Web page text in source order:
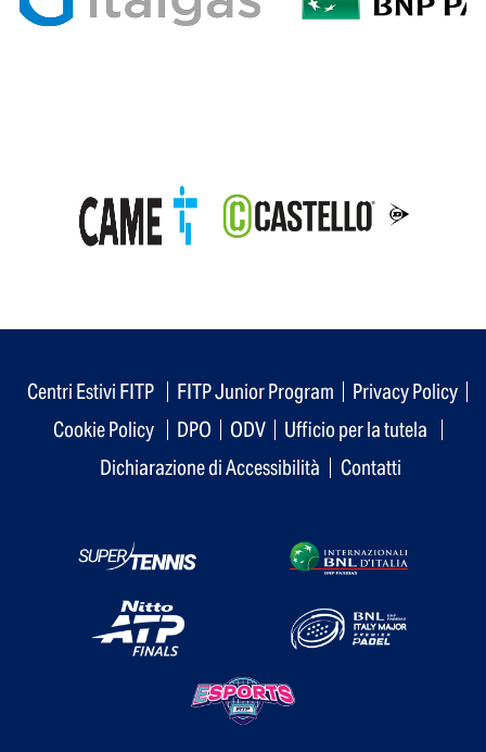
Centri Estivi FITP FITP Junior Program
Privacy Policy
Cookie Policy
DPO ODV
Ufficio per la tutela
Dichiarazione di Accessibilità
Contatti